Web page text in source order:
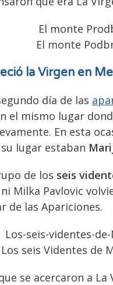
El monte
la Virgen en
día de las
el mismo lugar
En esta
lugar estaban
de los seis
Milka Pavlovic
de las Apariciones.
Los seis Videntes de
se acercaron a La